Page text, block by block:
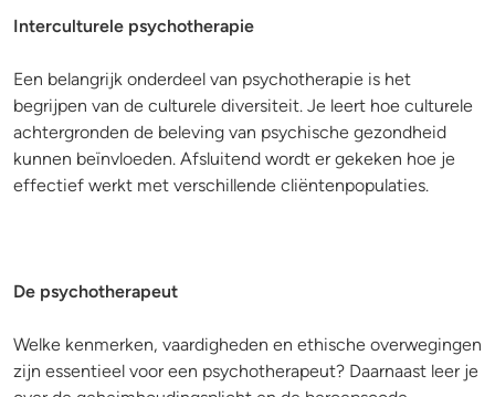
Interculturele psychotherapie
Een belangrijk onderdeel van psychotherapie is het
begrijpen van de culturele diversiteit. Je leert hoe culturele
achtergronden de beleving van psychische gezondheid
kunnen beïnvloeden. Afsluitend wordt er gekeken hoe je
effectief werkt met verschillende cliëntenpopulaties.
De psychotherapeut
Welke kenmerken, vaardigheden en ethische overwegingen
zijn essentieel voor een psychotherapeut? Daarnaast leer je